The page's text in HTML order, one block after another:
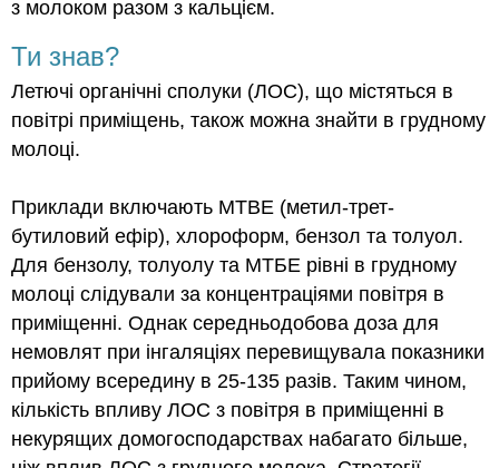
з молоком разом з кальцієм.
Ти знав?
Летючі органічні сполуки (ЛОС), що містяться в
повітрі приміщень, також можна знайти в грудному
молоці.
Приклади включають MTBE (метил-трет-
бутиловий ефір), хлороформ, бензол та толуол.
Для бензолу, толуолу та МТБЕ рівні в грудному
молоці слідували за концентраціями повітря в
приміщенні. Однак середньодобова доза для
немовлят при інгаляціях перевищувала показники
прийому всередину в 25-135 разів. Таким чином,
кількість впливу ЛОС з повітря в приміщенні в
некурящих домогосподарствах набагато більше,